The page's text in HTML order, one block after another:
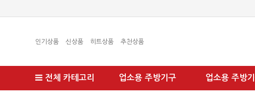
인기상품 신상품 히트상품 추천상품
전체 카테고리 업소용 주방기구 업소용 주방